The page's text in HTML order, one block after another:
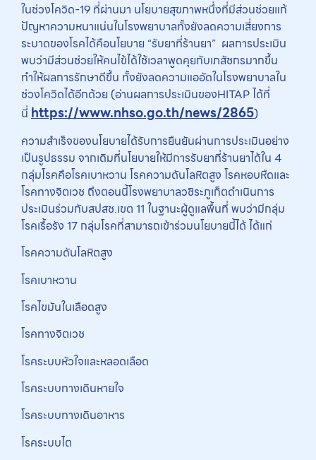
ในช่วงโควิด-19 ที่ผ่านมา นโยบายสุขภาพหนึ่งที่มีส่วนช่วยแก้
ปัญหาความหนาแน่นในโรงพยาบาลทั้งยังลดความเสี่ยงการ
ระบาดของโรคได้คือนโยบาย “รับยาที่ร้านยา” ผลการประเมิน
พบว่ามีส่วนช่วยให้คนไข้ได้ใช้เวลาพูดคุยกับเภสัชกรมากขึ้น
ทำให้ผลการรักษาดีขึ้น ทั้งยังลดความแออัดในโรงพยาบาลใน
ช่วงโควิดได้อีกด้วย (อ่านผลการประเมินของHITAP ได้ที่
นี่ https://www.nhso.go.th/news/2865)
ความสำเร็จของนโยบายได้รับการยืนยันผ่านการประเมินอย่าง
เป็นรูปธรรม จากเดิมที่นโยบายให้มีการรับยาที่ร้านยาได้ใน 4
กลุ่มโรคคือโรคเบาหวาน โรคความดันโลหิตสูง โรคหอบหืดและ
โรคทางจิตเวช ถึงตอนนี้โรงพยาบาลวชิระภูเก็ตดำเนินการ
ประเมินร่วมกับสปสช.เขต 11 ในฐานะผู้ดูแลพื้นที่ พบว่ามีกลุ่ม
โรคเรื้อรัง 17 กลุ่มโรคที่สามารถเข้าร่วมนโยบายนี้ได้ ได้แก่
โรคความดันโลหิตสูง
โรคเบาหวาน
โรคไขมันในเลือดสูง
โรคทางจิตเวช
โรคระบบหัวใจและหลอดเลือด
โรคระบบทางเดินหายใจ
โรคระบบทางเดินอาหาร
โรคระบบไต